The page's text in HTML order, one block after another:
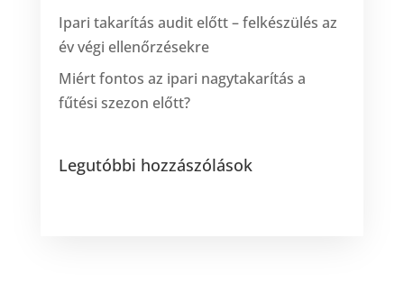
Ipari takarítás audit előtt – felkészülés az
év végi ellenőrzésekre
Miért fontos az ipari nagytakarítás a
fűtési szezon előtt?
Legutóbbi hozzászólások